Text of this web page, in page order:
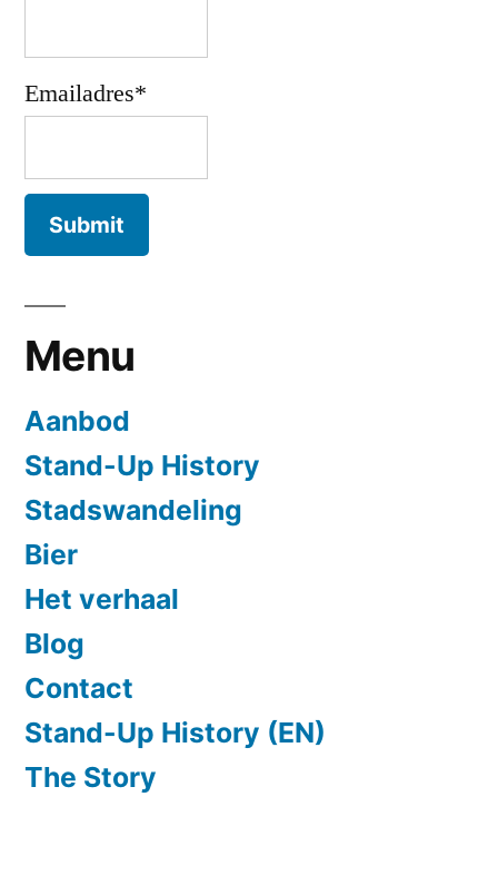
Emailadres*
Menu
Aanbod
Stand-Up History
Stadswandeling
Bier
Het verhaal
Blog
Contact
Stand-Up History (EN)
The Story